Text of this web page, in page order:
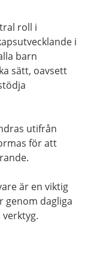
roll i
i
barn
sätt, oavsett
utifrån
för att
är en viktig
genom dagliga